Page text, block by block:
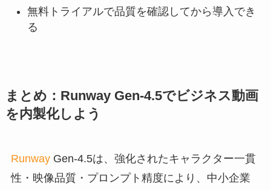
無料トライアルで品質を確認してから導入でき
る
まとめ：Runway Gen-4.5でビジネス動画
を内製化しよう
RunwayGen-4.5は、強化されたキャラクター一貫
性・映像品質・プロンプト精度により、中小企業